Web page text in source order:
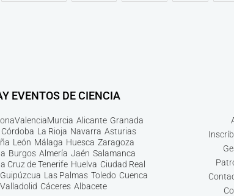
EVENTOS DE CIENCIA
ValenciaMurcia Alicante Granada
Córdoba La Rioja Navarra Asturias
León Málaga Huesca Zaragoza
Burgos Almería Jaén Salamanca
Cruz de Tenerife Huelva Ciudad Real
Guipúzcua Las Palmas Toledo Cuenca
Valladolid Cáceres Albacete